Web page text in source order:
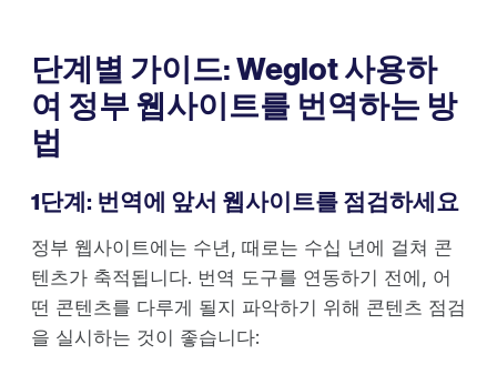
단계별 가이드: Weglot 사용하
여 정부 웹사이트를 번역하는 방
법
1단계: 번역에 앞서 웹사이트를 점검하세요
정부 웹사이트에는 수년, 때로는 수십 년에 걸쳐 콘
텐츠가 축적됩니다. 번역 도구를 연동하기 전에, 어
떤 콘텐츠를 다루게 될지 파악하기 위해 콘텐츠 점검
을 실시하는 것이 좋습니다: